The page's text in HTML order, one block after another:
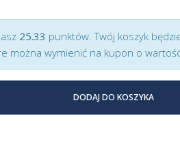
25.33 punktów. Twój koszyk będzie
można wymienić na kupon o
DODAJ DO KOSZYKA